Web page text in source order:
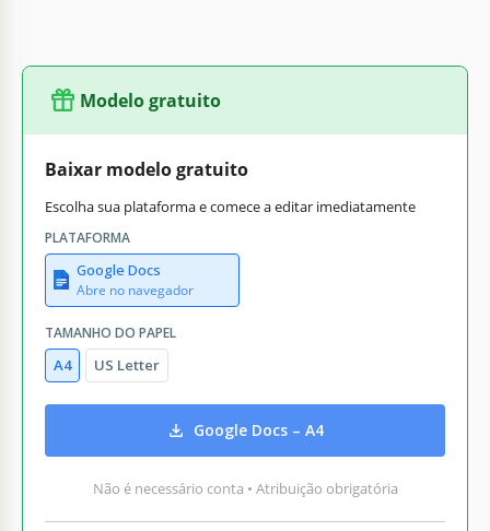
Modelo gratuito
Baixar modelo gratuito
Escolha sua plataforma e comece a editar imediatamente
PLATAFORMA
Google Docs
Abre no navegador
TAMANHO DO PAPEL
A4 US Letter
Google Docs – A4
Não é necessário conta • Atribuição obrigatória